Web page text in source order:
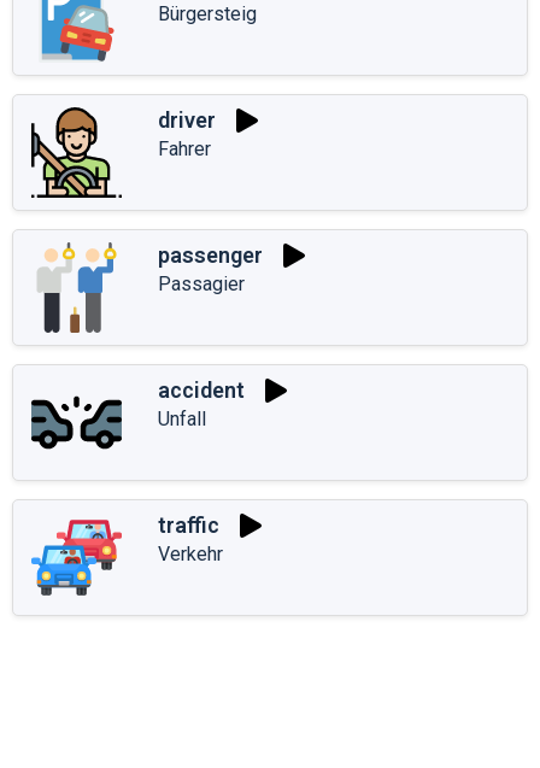
Bürgersteig
driver
Fahrer
passenger
Passagier
accident
Unfall
traffic
Verkehr